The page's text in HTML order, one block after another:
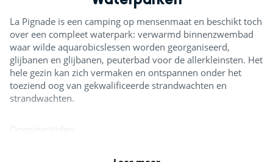
La Pignade is een camping op mensenmaat en beschikt toch
over een compleet waterpark: verwarmd binnenzwembad
waar wilde aquarobicslessen worden georganiseerd,
glijbanen en glijbanen, peuterbad voor de allerkleinsten. Het
hele gezin kan zich vermaken en ontspannen onder het
toeziend oog van gekwalificeerde strandwachten en
strandwachten.
Openingstijden: